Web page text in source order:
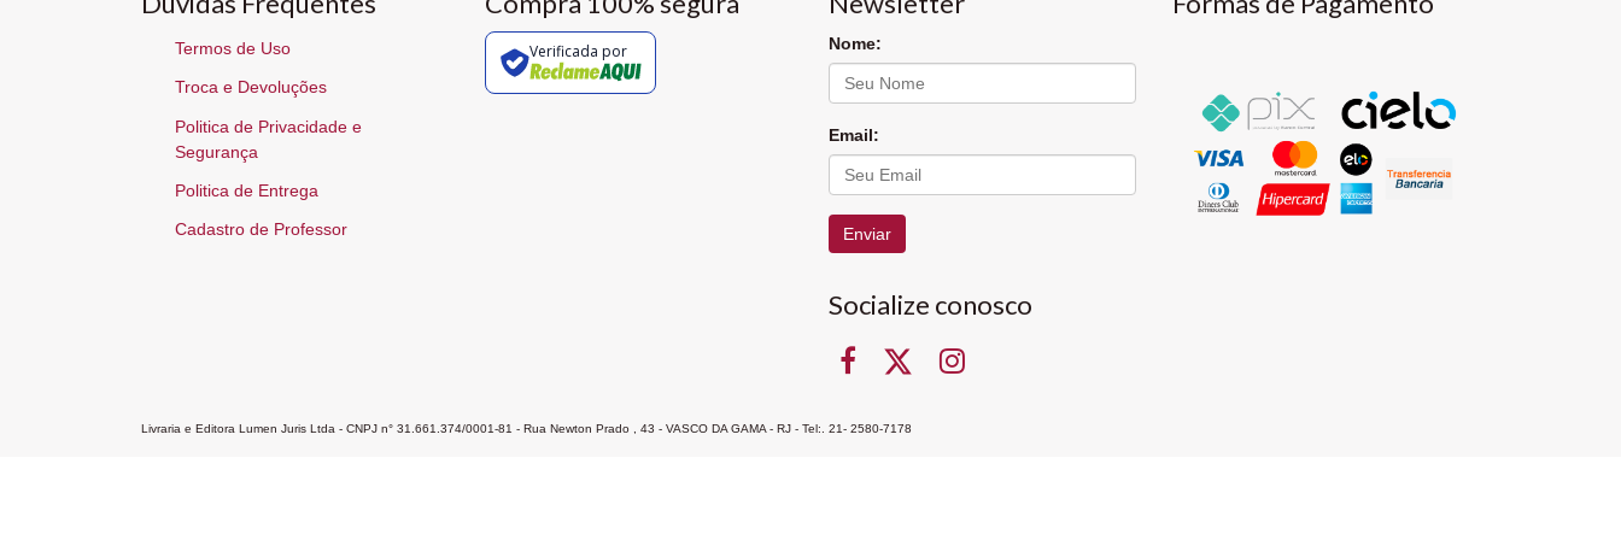
Termos de Uso
Troca e Devoluções
Politica de Privacidade e
Segurança
Politica de Entrega
Cadastro de Professor
Verificada por Nome:
Email:
Enviar
Socialize conosco
Livraria e Editora Lumen Juris Ltda - CNPJ n° 31.661.374/0001-81 - Rua Newton Prado , 43 - VASCO DA GAMA - RJ - Tel:. 21- 2580-7178